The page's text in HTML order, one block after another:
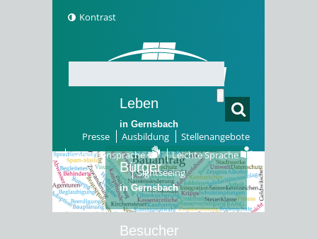
Kontrast
Presse Ausbildung
Stellenangebote
Gebärdensprache
Leichte Sprache
Sightseeing
Leben
in Gernsbach
Bürger
in Gernsbach
Besucher